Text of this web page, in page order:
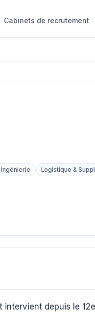
Cabinets de recrutement
Ingénierie
Logistique &
intervient depuis le 12e